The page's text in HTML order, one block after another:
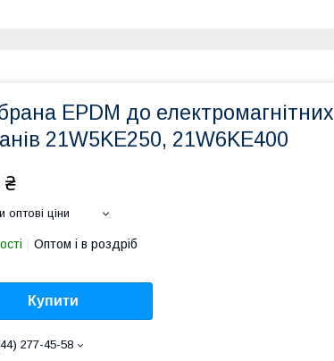
EPDM до електромагнітних
21W5KE250, 21W6KE400
₴
оптові ціни
Оптом і в роздріб
Купити
277-45-58